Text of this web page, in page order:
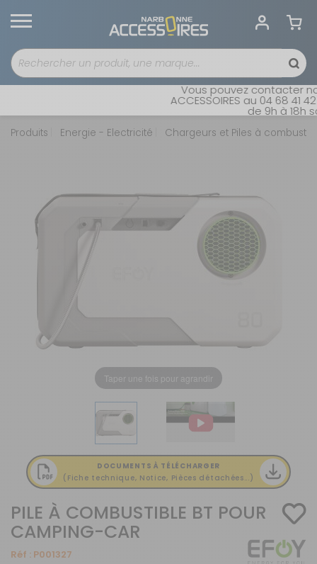
Vous pouvez contacter
ACCESSOIRES au 04 68 41
de 9h à 18h
Produits Energie - Electricité Chargeurs et Piles à
Taper une fois pour agrandir
DOCUMENTS À TÉLÉCHARGER
(Fiche technique, Notice, Pièces détachées...)
PILE À COMBUSTIBLE BT POUR
CAMPING-CAR
Réf : P001327